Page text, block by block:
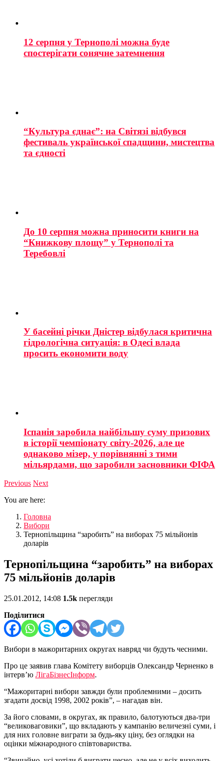
12 серпня у Тернополі можна буде
спостерігати сонячне затемнення
“Культура єднає”: на Світязі відбувся
фестиваль української спадщини, мистецтва
та єдності
До 10 серпня можна приносити книги на
“Книжкову площу” у Тернополі та
Теребовлі
У басейні річки Дністер відбулася критична
гідрологічна ситуація: в Одесі влада
просить економити воду
Іспанія заробила найбільшу суму призових
в історії чемпіонату світу-2026, але це
однаково мізер, у порівнянні з тими
мільярдами, що заробили засновники ФІФА
Previous Next
You are here:
Головна
Вибори
Тернопільщина “заробить” на виборах 75 мільйонів
доларів
Тернопільщина “заробить” на виборах
75 мільйонів доларів
25.01.2012, 14:08 1.5k перегляди
Поділитися
Вибори в мажоритарних округах навряд чи будуть чесними.
Про це заявив глава Комітету виборців Олександр Черненко в
інтерв’ю ЛігаБізнесІнформ.
“Мажоритарні вибори завжди були проблемними – досить
згадати досвід 1998, 2002 років”, – нагадав він.
За його словами, в округах, як правило, балотуються два-три
“великоваговики”, що вкладають у кампанію величезні суми, і
для них головне виграти за будь-яку ціну, без оглядки на
оцінки міжнародного співтовариства.